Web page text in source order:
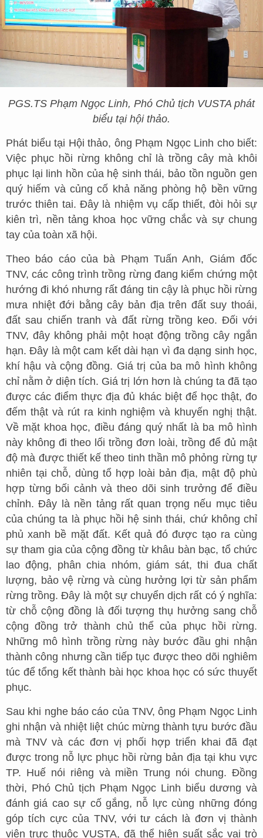
PGS.TS Phạm Ngọc Linh, Phó Chủ tịch VUSTA phát
biểu tại hội thảo.
Phát biểu tại Hội thảo, ông Phạm Ngọc Linh cho biết:
Việc phục hồi rừng không chỉ là trồng cây mà khôi
phục lại linh hồn của hệ sinh thái, bảo tồn nguồn gen
quý hiếm và củng cố khả năng phòng hộ bền vững
trước thiên tai. Đây là nhiệm vụ cấp thiết, đòi hỏi sự
kiên trì, nền tảng khoa học vững chắc và sự chung
tay của toàn xã hội.
Theo báo cáo của bà Phạm Tuấn Anh, Giám đốc
TNV, các công trình trồng rừng đang kiểm chứng một
hướng đi khó nhưng rất đáng tin cậy là phục hồi rừng
mưa nhiệt đới bằng cây bản địa trên đất suy thoái,
đất sau chiến tranh và đất rừng trồng keo. Đối với
TNV, đây không phải một hoạt động trồng cây ngắn
hạn. Đây là một cam kết dài hạn vì đa dạng sinh học,
khí hậu và cộng đồng. Giá trị của ba mô hình không
chỉ nằm ở diện tích. Giá trị lớn hơn là chúng ta đã tạo
được các điểm thực địa đủ khác biệt để học thật, đo
đếm thật và rút ra kinh nghiệm và khuyến nghị thật.
Về mặt khoa học, điều đáng quý nhất là ba mô hình
này không đi theo lối trồng đơn loài, trồng để đủ mật
độ mà được thiết kế theo tinh thần mô phỏng rừng tự
nhiên tại chỗ, dùng tổ hợp loài bản địa, mật độ phù
hợp từng bối cảnh và theo dõi sinh trưởng để điều
chỉnh. Đây là nền tảng rất quan trọng nếu mục tiêu
của chúng ta là phục hồi hệ sinh thái, chứ không chỉ
phủ xanh bề mặt đất. Kết quả đó được tạo ra cùng
sự tham gia của cộng đồng từ khâu bàn bạc, tổ chức
lao động, phân chia nhóm, giám sát, thi đua chất
lượng, bảo vệ rừng và cùng hưởng lợi từ sản phẩm
rừng trồng. Đây là một sự chuyển dịch rất có ý nghĩa:
từ chỗ cộng đồng là đối tượng thụ hưởng sang chỗ
cộng đồng trở thành chủ thể của phục hồi rừng.
Những mô hình trồng rừng này bước đầu ghi nhận
thành công nhưng cần tiếp tục được theo dõi nghiêm
túc để tổng kết thành bài học khoa học có sức thuyết
phục.
Sau khi nghe báo cáo của TNV, ông Phạm Ngọc Linh
ghi nhận và nhiệt liệt chúc mừng thành tựu bước đầu
mà TNV và các đơn vị phối hợp triển khai đã đạt
được trong nỗ lực phục hồi rừng bản địa tại khu vực
TP. Huế nói riêng và miền Trung nói chung. Đồng
thời, Phó Chủ tịch Phạm Ngọc Linh biểu dương và
đánh giá cao sự cố gắng, nỗ lực cùng những đóng
góp tích cực của TNV, với tư cách là đơn vị thành
viên trực thuộc VUSTA, đã thể hiện suất sắc vai trò